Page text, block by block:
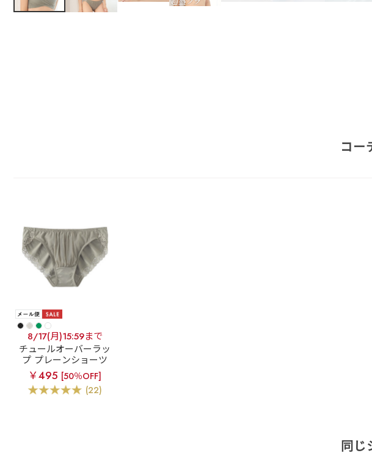
コー
8/17(月)15:59まで
チュールオーバーラッ
プ プレーンショーツ
￥495 [50％OFF]
(22)
同じ